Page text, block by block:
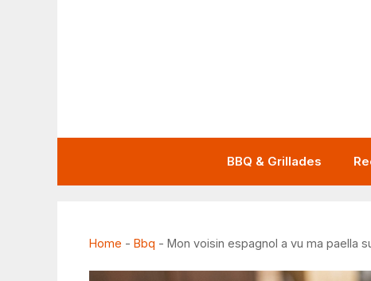
BBQ & Grillades
Home - Bbq - Mon voisin espagnol a vu ma paella